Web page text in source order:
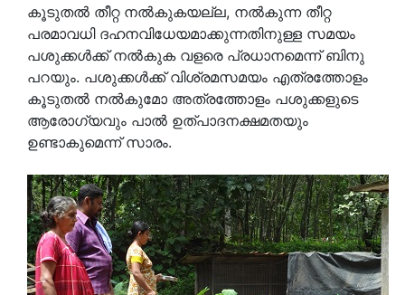
കൂടുതല്‍ തീറ്റ നല്‍കുകയല്ല, നല്‍കുന്ന തീറ്റ
പരമാവധി ദഹനവിധേയമാക്കുന്നതിനുള്ള സമയം
പശുക്കള്‍ക്ക് നല്‍കുക വളരെ പ്രധാനമെന്ന് ബിനു
പറയും. പശുക്കള്‍ക്ക് വിശ്രമസമയം എത്രത്തോളം
കൂടുതല്‍ നല്‍കുമോ അത്രത്തോളം പശുക്കളുടെ
ആരോഗ്യവും പാല്‍ ഉത്പാദനക്ഷമതയും
ഉണ്ടാകുമെന്ന് സാരം.